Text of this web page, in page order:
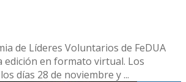
de Líderes Voluntarios de FeDUA
edición en formato virtual. Los
días 28 de noviembre y...